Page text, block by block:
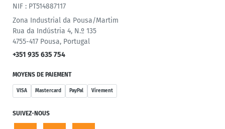
NIF : PT514887117
Zona Industrial da Pousa/Martim
Rua da Indústria 4, N.º 135
4755-417 Pousa, Portugal
+351 935 635 754
MOYENS DE PAIEMENT
VISA Mastercard PayPal Virement
SUIVEZ-NOUS